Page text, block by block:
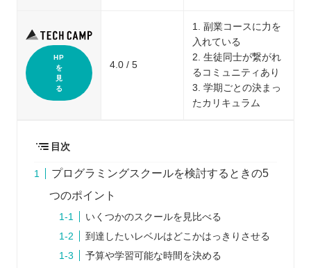
HP
を
見
る
4.0 / 5
1. 副業コースに力を
入れている
2. 生徒同士が繋がれ
るコミュニティあり
3. 学期ごとの決まっ
たカリキュラム
目次
プログラミングスクールを検討するときの5
つのポイント
いくつかのスクールを見比べる
到達したいレベルはどこかはっきりさせる
予算や学習可能な時間を決める